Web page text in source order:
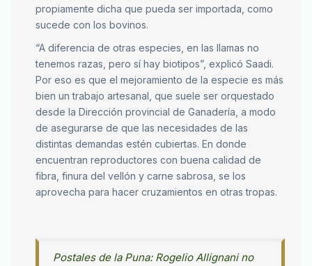
propiamente dicha que pueda ser importada, como
sucede con los bovinos.
“A diferencia de otras especies, en las llamas no
tenemos razas, pero sí hay biotipos”, explicó Saadi.
Por eso es que el mejoramiento de la especie es más
bien un trabajo artesanal, que suele ser orquestado
desde la Dirección provincial de Ganadería, a modo
de asegurarse de que las necesidades de las
distintas demandas estén cubiertas. En donde
encuentran reproductores con buena calidad de
fibra, finura del vellón y carne sabrosa, se los
aprovecha para hacer cruzamientos en otras tropas.
Postales de la Puna: Rogelio Allignani no